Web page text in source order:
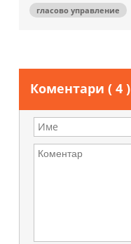
гласово управление
Коментари ( 4 )